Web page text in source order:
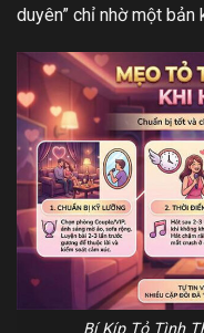
duyên” chỉ nhờ một
Bí Kíp Tỏ Tình